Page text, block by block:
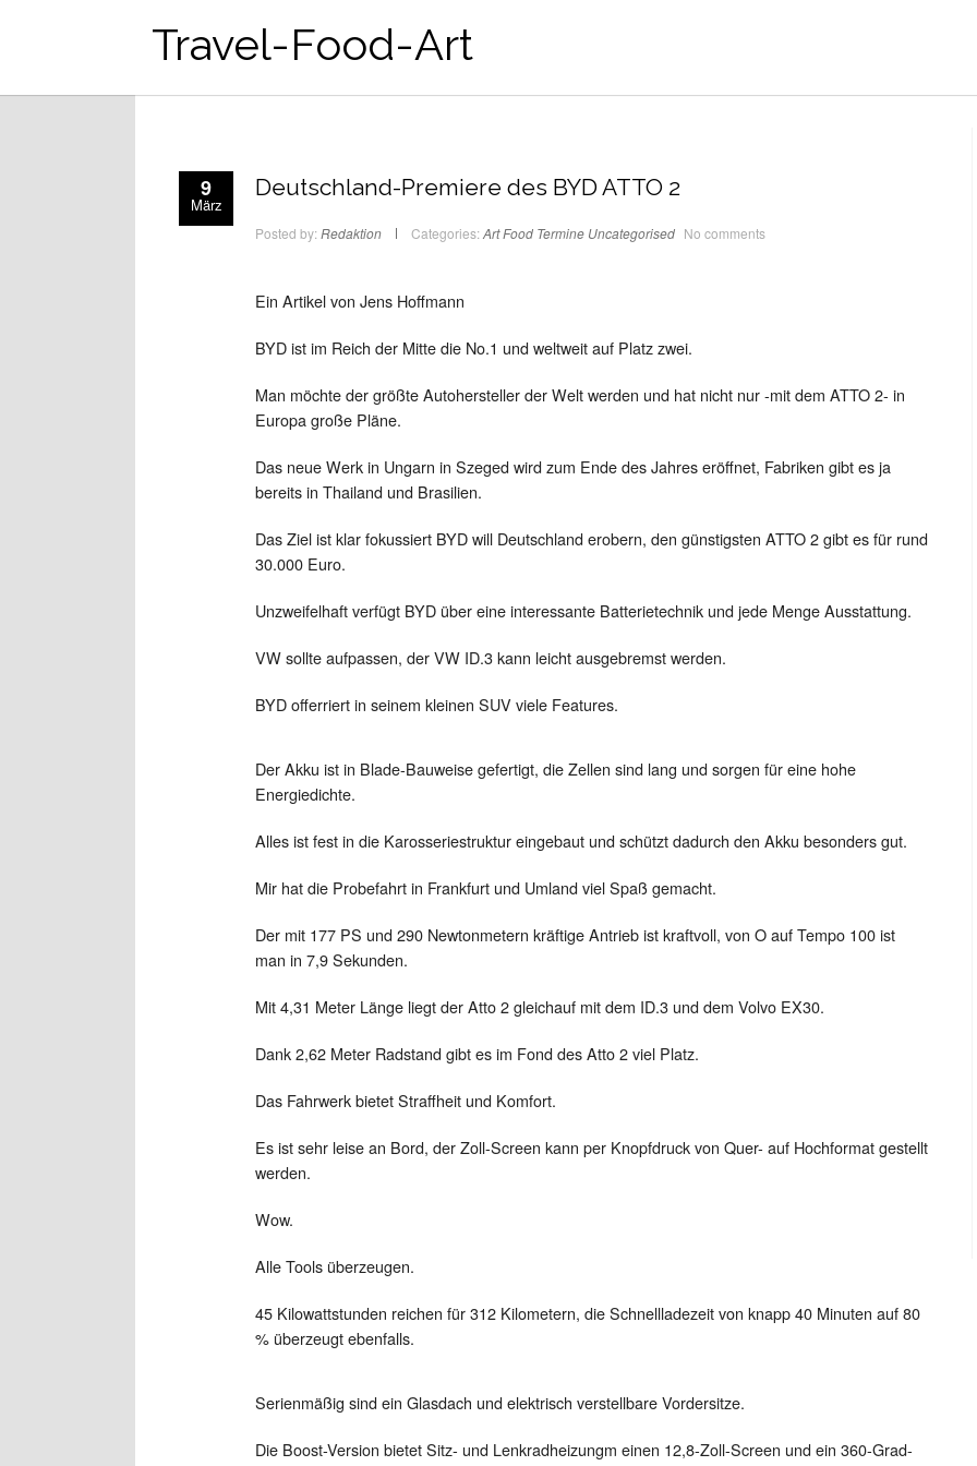
Travel-Food-Art
9
März
Deutschland-Premiere des BYD ATTO 2
Posted by: Redaktion Categories: ArtFood Termine Uncategorised No comments
Ein Artikel von Jens Hoffmann
BYD ist im Reich der Mitte die No.1 und weltweit auf Platz zwei.
Man möchte der größte Autohersteller der Welt werden und hat nicht nur -mit dem ATTO 2- in
Europa große Pläne.
Das neue Werk in Ungarn in Szeged wird zum Ende des Jahres eröffnet, Fabriken gibt es ja
bereits in Thailand und Brasilien.
Das Ziel ist klar fokussiert BYD will Deutschland erobern, den günstigsten ATTO 2 gibt es für rund
30.000 Euro.
Unzweifelhaft verfügt BYD über eine interessante Batterietechnik und jede Menge Ausstattung.
VW sollte aufpassen, der VW ID.3 kann leicht ausgebremst werden.
BYD offerriert in seinem kleinen SUV viele Features.
Der Akku ist in Blade-Bauweise gefertigt, die Zellen sind lang und sorgen für eine hohe
Energiedichte.
Alles ist fest in die Karosseriestruktur eingebaut und schützt dadurch den Akku besonders gut.
Mir hat die Probefahrt in Frankfurt und Umland viel Spaß gemacht.
Der mit 177 PS und 290 Newtonmetern kräftige Antrieb ist kraftvoll, von O auf Tempo 100 ist
man in 7,9 Sekunden.
Mit 4,31 Meter Länge liegt der Atto 2 gleichauf mit dem ID.3 und dem Volvo EX30.
Dank 2,62 Meter Radstand gibt es im Fond des Atto 2 viel Platz.
Das Fahrwerk bietet Straffheit und Komfort.
Es ist sehr leise an Bord, der Zoll-Screen kann per Knopfdruck von Quer- auf Hochformat gestellt
werden.
Wow.
Alle Tools überzeugen.
45 Kilowattstunden reichen für 312 Kilometern, die Schnellladezeit von knapp 40 Minuten auf 80
% überzeugt ebenfalls.
Serienmäßig sind ein Glasdach und elektrisch verstellbare Vordersitze.
Die Boost-Version bietet Sitz- und Lenkradheizungm einen 12,8-Zoll-Screen und ein 360-Grad-